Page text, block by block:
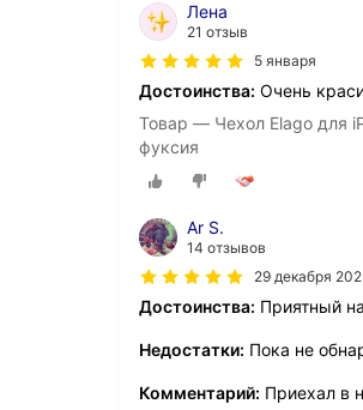
Лена
21 отзыв
5 января
Достоинства: Очень
Товар — Чехол Elago для
фуксия
Ar S.
14 отзывов
29 декабря
Достоинства: Приятный
Недостатки: Пока не
Комментарий: Приехал в